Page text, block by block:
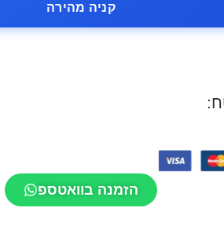
קניה מהירה
הזמנה בוואטספ